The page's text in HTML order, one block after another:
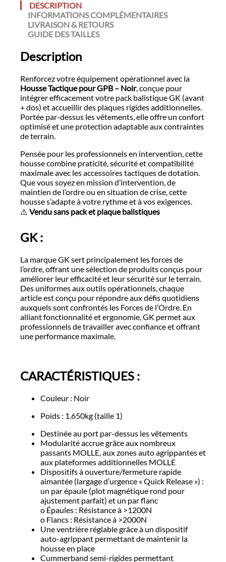
-
Packs
DESCRIPTION
INFORMATIONS COMPLÉMENTAIRES
LIVRAISON & RETOURS
GUIDE DES TAILLES
Description
Renforcez votre équipement opérationnel avec la
Housse Tactique pour GPB – Noir, conçue pour
intégrer efficacement votre pack balistique GK (avant
+ dos) et accueillir des plaques rigides additionnelles.
Portée par-dessus les vêtements, elle offre un confort
optimisé et une protection adaptable aux contraintes
de terrain.
Pensée pour les professionnels en intervention, cette
housse combine praticité, sécurité et compatibilité
maximale avec les accessoires tactiques de dotation.
Que vous soyez en mission d’intervention, de
maintien de l’ordre ou en situation de crise, cette
housse s’adapte à votre rythme et à vos exigences.
⚠️ Vendu sans pack et plaque balistiques
GK :
La marque GK sert principalement les forces de
l’ordre, offrant une sélection de produits conçus pour
améliorer leur efficacité et leur sécurité sur le terrain.
Des uniformes aux outils opérationnels, chaque
article est conçu pour répondre aux défis quotidiens
auxquels sont confrontés les Forces de l’Ordre. En
alliant fonctionnalité et ergonomie, GK permet aux
professionnels de travailler avec confiance et offrant
une performance maximale.
CARACTÉRISTIQUES :
Couleur : Noir
Poids : 1.650kg (taille 1)
Destinée au port par-dessus les vêtements
Modularité accrue grâce aux nombreux
passants MOLLE, aux zones auto agrippantes et
aux plateformes additionnelles MOLLE
Dispositifs à ouverture/fermeture rapide
aimantée (largage d’urgence « Quick Release ») :
un par épaule (plot magnétique rond pour
ajustement parfait) et un par flanc
o Épaules : Résistance à >1200N
o Flancs : Résistance à >2000N
Une ventrière réglable grâce à un dispositif
auto-agrippant permettant de maintenir la
housse en place
Cummerband semi-rigides permettant